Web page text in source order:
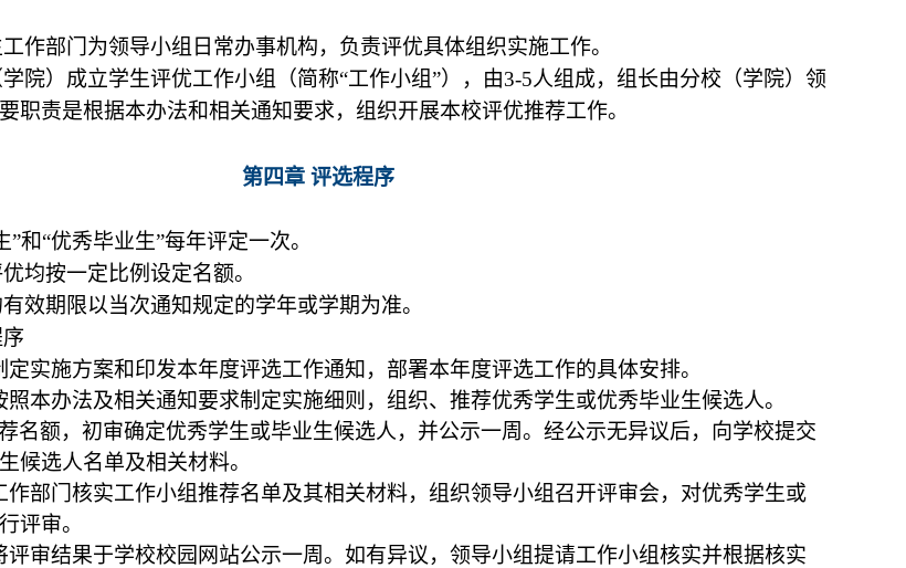
作部门为领导小组日常办事机构，负责评优具体组织实施工作。
院）成立学生评优工作小组（简称“工作小组”），由3-5人组成，组长由分校（学院）领
职责是根据本办法和相关通知要求，组织开展本校评优推荐工作。
第四章 评选程序
”和“优秀毕业生”每年评定一次。
均按一定比例设定名额。
效期限以当次通知规定的学年或学期为准。
定实施方案和印发本年度评选工作通知，部署本年度评选工作的具体安排。
照本办法及相关通知要求制定实施细则，组织、推荐优秀学生或优秀毕业生候选人。
名额，初审确定优秀学生或毕业生候选人，并公示一周。经公示无异议后，向学校提交
候选人名单及相关材料。
作部门核实工作小组推荐名单及其相关材料，组织领导小组召开评审会，对优秀学生或
评审。
评审结果于学校校园网站公示一周。如有异议， 领导小组提请工作小组核实并根据核实